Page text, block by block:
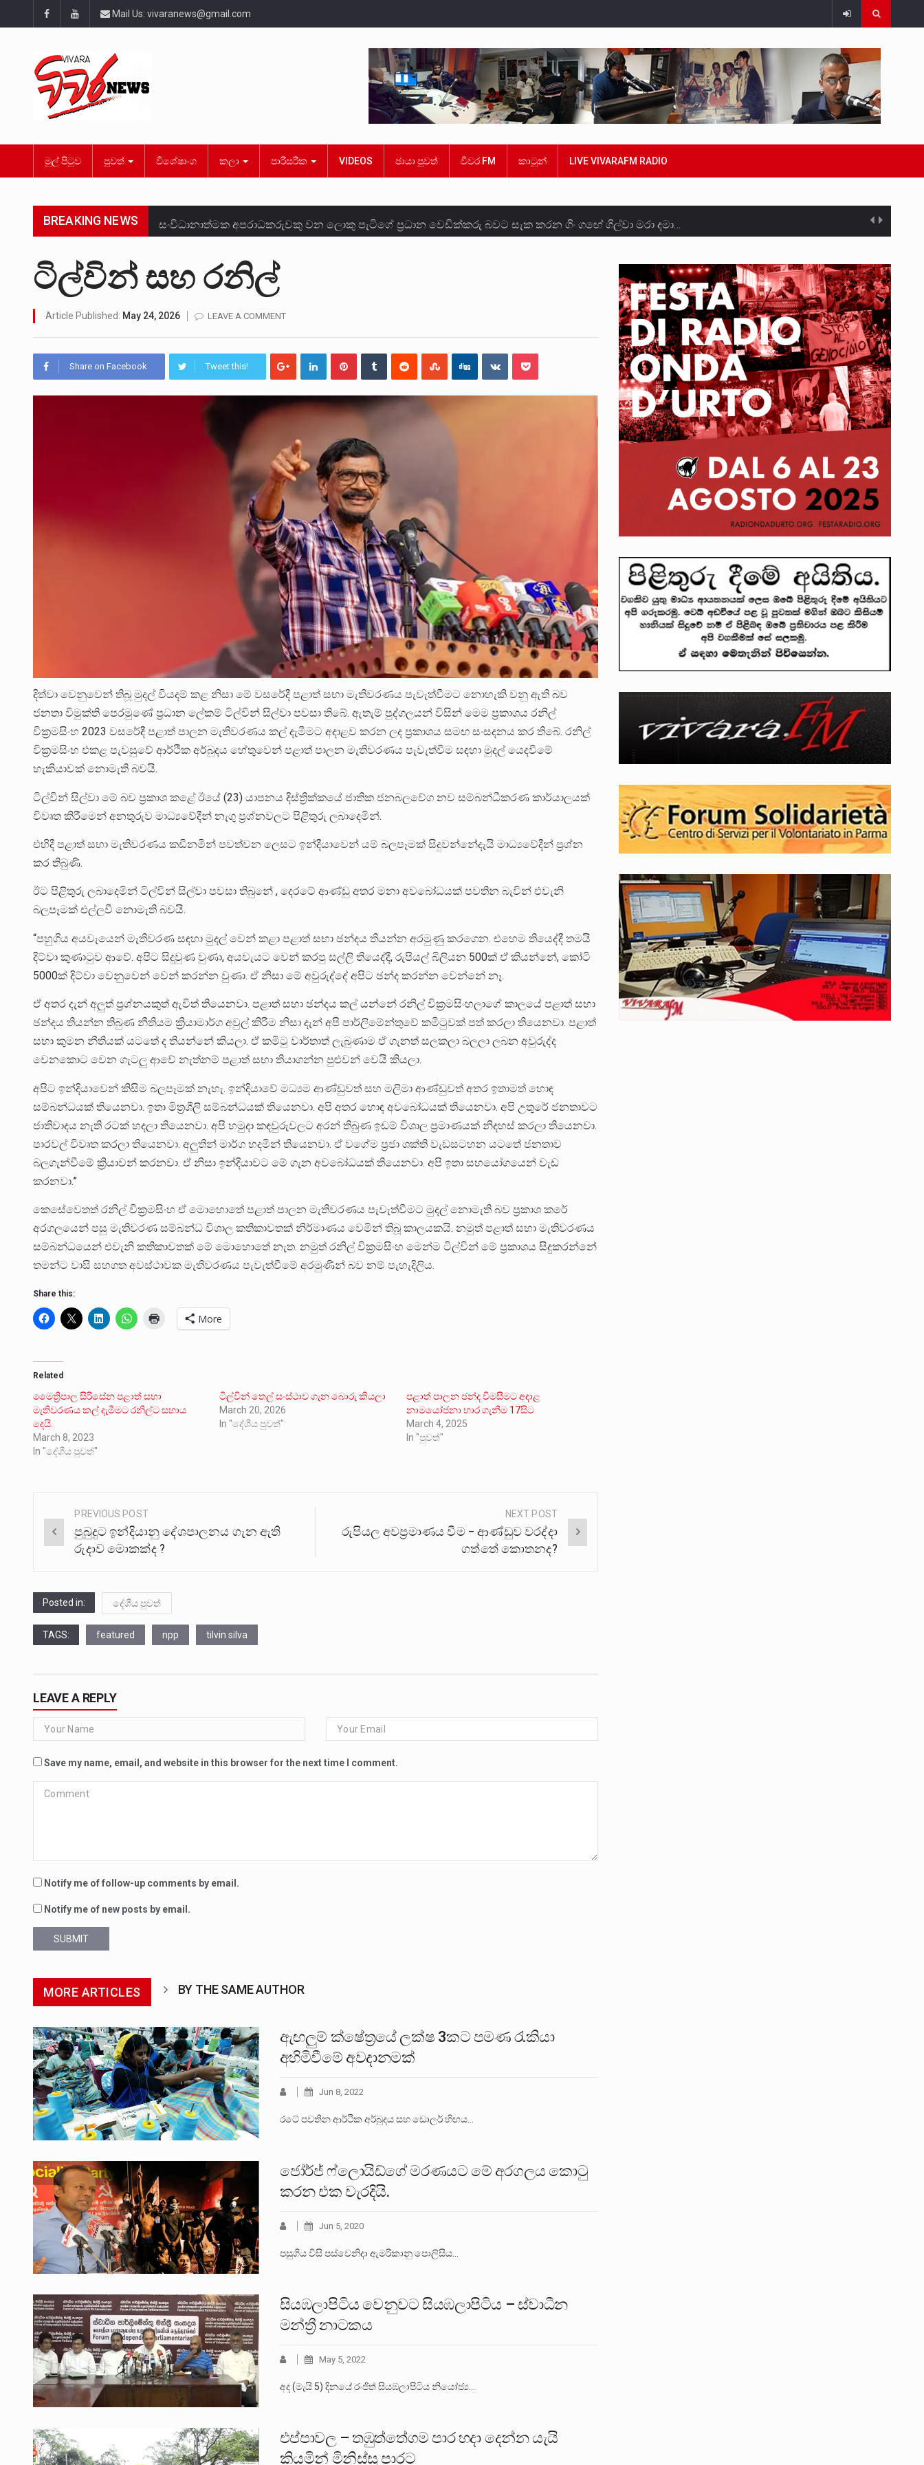
Mail Us: vivaranews@gmail.com
මුල් පිටුව පුවත් විශේෂාංග කලා පාරිසරික VIDEOS ඡායා පුවත් විවර FM කාටූන් LIVE VIVARAFM RADIO
BREAKING NEWS සංවිධානාත්මක අපරාධකරුවකු වන ලොකු පැටිගේ ප්‍රධාන වෙඩික්කරු බවට සැක කරන ගිං ගඟේ ගිල්වා මරා දමා…
බන්ධනාගාර රැදවියන් 1,021 දෙනෙකු ඉකුත් වසර පහක කාලය තුලදී (2020 ජනවාරි 01 සිට 2025 දෙසැම්බර්…
මහර බන්ධනාගාරයේ අද ඇතිවූ සිද්ධියෙන් තුවාල ලැබූ බව කියන රැඳවියන් ගණන ඉහළ ගොස් තිබේ. ඒ…
අගෝස්තු මස දෙවන ඉරිදා ලිට් රූම් සූම් සංවාදය පැවැත්වෙන්නේ "කතා කරන මහ වැව" නම් නකතාවක්…
ලාල් කාන්ත ඇමතිවරයා අධිකරණ විනිශ්චයකාරවරුන්ගේ විශ්‍රාම යෑමේ වයස සම්බන්ධයෙන් නිහඬව සිටින ලෙස තමාට දැනුම් දුන්…
හිටපු පොලිස්පති පූජිත් ජයසුන්දරට සහ හිටපු ආරක්ෂක අමාත්‍යංශ ලේකම් හේමසිරි ප්‍රනාන්දු විශේෂ ත්‍රිපුද්ගල මහාධිකරණය විසින්…
පසුගිය මැයි මස 31 දිනෙන් අවසන් වූ වසර තුළ ලොව පුරා විවිධ තනතුරු නාම වලින්…
මේ, දන්නා හඳුනන ලියන්නකුගේ නන්නාඳුනන අඩවියක සැරිසරා ලද ආස්වාදනීය මොහොතක සිංහාවලෝකනයකි .කෙටි කවියක දිගු බර…
වත්මන් ආණ්ඩුවේ ප්‍රධාන පාර්ශවකරුවා වන ජනතා විමුක්ති පෙරමුණේ කාලයක පටන් තිබුණු ප්‍රධාන සටන් පාඨයක් වූවේ…
ටිල්වින් සහ රනිල්
Article Published: May 24, 2026 LEAVE A COMMENT
Share on Facebook Tweet this!
දිත්වා වෙනුවෙන් තිබූ මුදල් වියදම් කළ නිසා මේ වසරේදී පළාත් සභා මැතිවරණය පැවැත්වීමට නොහැකි වනු ඇති බව
ජනතා විමුක්ති පෙරමුණේ ප්‍රධාන ලේකම් ටිල්වින් සිල්වා පවසා තිබේ. ඇතැම් පුද්ගලයන් විසින් මෙම ප්‍රකාශය රනිල්
වික්‍රමසිංහ 2023 වසරේදී පළාත් පාලන මැතිවරණය කල් දැමීමට අදාළව කරන ලද ප්‍රකාශය සමඟ සංසදනය කර තිබේ. රනිල්
වික්‍රමසිංහ එකළ පැවසුවේ ආර්ථික අර්බුදය හේතුවෙන් පළාත් පාලන මැතිවරණය පැවැත්වීම සඳහා මුදල් යෙදවීමේ
හැකියාවක් නොමැති බවයි.
ටිල්වින් සිල්වා මේ බව ප්‍රකාශ කළේ ඊයේ (23) යාපනය දිස්ත්‍රික්කයේ ජාතික ජනබලවේග නව සම්බන්ධීකරණ කාර්යාලයක්
විවෘත කිරීමෙන් අනතුරුව මාධ්‍යවේදීන් නැගු ප්‍රශ්නවලට පිළිතුරු ලබාදෙමින්.
එහිදී පළාත් සභා මැතිවරණය කඩිනමින් පවත්වන ලෙසට ඉන්දීයාවෙන් යම් බලපෑමක් සිදුවන්නේදැයි මාධ්‍යවේදීන් ප්‍රශ්න
කර තිබුණි.
ඊට පිළිතුරු ලබාදෙමින් ටිල්වින් සිල්වා පවසා තිබුනේ , දෙරටේ ආණ්ඩු අතර මනා අවබෝධයක් පවතින බැවින් එවැනි
බලපෑමක් එල්ලවී නොමැති බවයි.
“පහුගිය අයවැයෙන් මැතිවරණ සඳහා මුදල් වෙන් කළා පළාත් සභා ඡන්දය තියන්න අරමුණු කරගෙන. එහෙම තියෙද්දී තමයි
දිට්වා කුණාටුව ආවේ. අපිට සිදුවුණ වුණා, අයවැයට වෙන් කරපු සල්ලි තියෙද්දී, රුපියල් බිලියන 500ක් ඒ කියන්නේ, කෝටි
5000ක් දිට්වා වෙනුවෙන් වෙන් කරන්න වුණා. ඒ නිසා මේ අවුරුද්දේ අපිට ඡන්ද කරන්න වෙන්නේ නෑ.
ඒ අතර දැන් අලුත් ප්‍රශ්නයකුත් ඇවිත් තියෙනවා. පළාත් සභා ඡන්දය කල් යන්නේ රනිල් වික්‍රමසිංහලාගේ කාලයේ පළාත් සභා
ඡන්දය තියන්න තිබුණ නීතියම ක්‍රියාමාර්ග අවුල් කිරීම නිසා දැන් අපි පාර්ලිමේන්තුවේ කමිටුවක් පත් කරලා තියෙනවා. පළාත්
සභා කුමන නීතියක් යටතේ ද තියන්නේ කියලා. ඒ කමිටු වාර්තාත් ලැබුණාම ඒ ගැනත් සලකලා බලලා ලබන අවුරුද්ද
වෙනකොට වෙන ගැටලු ආවේ නැත්නම් පළාත් සභා තියාගන්න පුළුවන් වෙයි කියලා.
අපිට ඉන්දියාවෙන් කිසිම බලපෑමක් නැහැ. ඉන්දියාවේ මධ්‍යම ආණ්ඩුවත් සහ මලිමා ආණ්ඩුවත් අතර ඉතාමත් හොඳ
සම්බන්ධයක් තියෙනවා. ඉතා මිත්‍රශීලි සම්බන්ධයක් තියෙනවා. අපි අතර හොඳ අවබෝධයක් තියෙනවා. අපි උතුරේ ජනතාවට
ජාතිවාදය නැති රටක් හදලා තියෙනවා. අපි හමුදා කඳවුරුවලට අරන් තිබුණ ඉඩම් විශාල ප්‍රමාණයක් නිදහස් කරලා තියෙනවා.
පාරවල් විවෘත කරලා තියෙනවා. අලුතින් මාර්ග හදමින් තියෙනවා. ඒ වගේම ප්‍රජා ශක්ති වැඩසටහන යටතේ ජනතාව
බලගැන්වීමේ ක්‍රියාවන් කරනවා. ඒ නිසා ඉන්දියාවට මේ ගැන අවබෝධයක් තියෙනවා. අපි ඉතා සහයෝගයෙන් වැඩ
කරනවා.”
කෙසේවෙතත් රනිල් වික්‍රමසිංහ ඒ මොහොතේ පළාත් පාලන මැතිවරණය පැවැත්වීමට මුදල් නොමැති බව ප්‍රකාශ කරේ
අරගලයෙන් පසු මැතිවරණ සම්බන්ධ විශාල කතිකාවතක් නිර්මාණය වෙමින් තිබූ කාලයකයි. නමුත් පළාත් සභා මැතිවරණය
සම්බන්ධයෙන් එවැනි කතිකාවතක් මේ මොහොතේ නැත. නමුත් රනිල් වික්‍රමසිංහ මෙන්ම ටිල්වින් මේ ප්‍රකාශය සිදුකරන්නේ
තමන්ට වාසි සහගත අවස්ථාවක මැතිවරණය පැවැත්වීමේ අරමුණින් බව නම් පැහැදිලිය.
Share this:
More
Related
මෛත්‍රිපාල සිරිසේන පළාත් සභා
මැතිවරණය කල් දැමීමට රනිල්ට සහාය
දෙයි.
March 8, 2023
In "දේශීය පුවත්"
ටිල්වින් තෙල් සංස්ථාව ගැන බොරු කියලා
March 20, 2026
In "දේශීය පුවත්"
පළාත් පාලන ඡන්ද විමසීමට අදාළ
නාමයෝජනා භාර ගැනීම 17සිට
March 4, 2025
In "පුවත්"
Post
navigation
PREVIOUS POST
පුබුදුට ඉන්දියානු දේශපාලනය ගැන ඇති
රුදාව මොකක්ද ?
NEXT POST
රුපියල අවප්‍රමාණය වීම – ආණ්ඩුව වරද්දා
ගත්තේ කොතනද?
Posted in: දේශීය පුවත්
TAGS: featured npp tilvin silva
LEAVE A REPLY
Save my name, email, and website in this browser for the next time I comment.
Notify me of follow-up comments by email.
Notify me of new posts by email.
SUBMIT
MORE ARTICLES BY THE SAME AUTHOR
ඇඟලුම් ක්ෂේත්‍රයේ ලක්ෂ 3කට පමණ රැකියා
අහිමිවීමේ අවදානමක්
Jun 8, 2022
රටේ පවතින ආර්ථික අර්බුදය සහ ඩොලර් හිඟය…
ජෝර්ජ් ෆ්ලොයිඩ්ගේ මරණයට මේ අරගලය කොටු
කරන එක වැරදියි.
Jun 5, 2020
පසුගිය විසි පස්වෙනිදා ඇමරිකානු පොලිසිය…
සියඹලාපිටිය වෙනුවට සියඹලාපිටිය – ස්වාධීන
මන්ත්‍රී නාටකය
May 5, 2022
අද (මැයි 5) දිනයේ රංජිත් සියඹලාපිටිය නියෝජ්‍ය…
එප්පාවල – තඹුත්තේගම පාර හදා දෙන්න යැයි
කියමින් මිනිස්සු පාරට